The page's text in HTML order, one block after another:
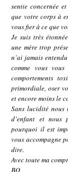
sentie concernée
que votre corps à
vous fier à ce que
Je suis très
une mère trop
n’ai jamais
comme vous
comportements
primordiale, oser
et encore moins le
Sans lucidité
d’enfant et nous
pourquoi il est
vous accompagne
dire.
Avec toute ma
BO